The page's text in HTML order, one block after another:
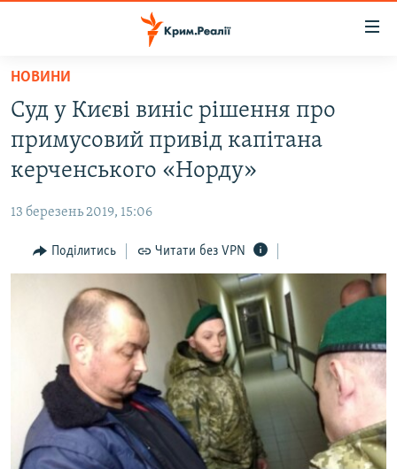
Перейти
основного
матеріалу
Перейти
до
основної
навігації
Перейти
до
ВОДА.КРИМ
ВІДЕО ТА ФОТО
БЛОГИ
ПОГЛЯД
ВСЕ ЗА ДЕНЬ
СПЕЦПРОЕКТИ
ДЕПОРТАЦІЯ
ВІДЕОУРОКИ «ELIFBE»
СВІДЧЕННЯ ОКУПАЦІЇ
ЯК ОБІЙТИ БЛОКУВАННЯ
Русский
Qırımtatar
НОВИНИ
Суд у Києві виніс рішення про
примусовий привід капітана
керченського «Норду»
13 березень 2019, 15:06
Поділитись Читати без VPN